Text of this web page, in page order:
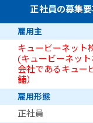
正社員の募集
雇用主
キュービーネット
(キュービーネッ
会社であるキュー
舗）
雇用形態
正社員